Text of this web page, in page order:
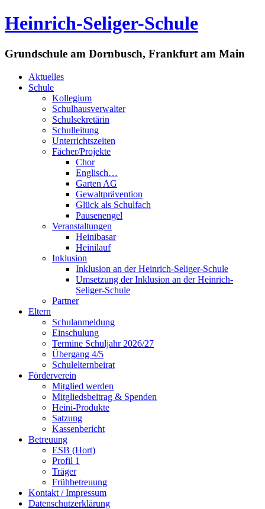
Heinrich-Seliger-Schule
Grundschule am Dornbusch, Frankfurt am Main
Aktuelles
Schule
Kollegium
Schulhausverwalter
Schulsekretärin
Schulleitung
Unterrichtszeiten
Fächer/Projekte
Chor
Englisch…
Garten AG
Gewaltprävention
Glück als Schulfach
Pausenengel
Veranstaltungen
Heinibasar
Heinilauf
Inklusion
Inklusion an der Heinrich-Seliger-Schule
Umsetzung der Inklusion an der Heinrich-
Seliger-Schule
Partner
Eltern
Schulanmeldung
Einschulung
Termine Schuljahr 2026/27
Übergang 4/5
Schulelternbeirat
Förderverein
Mitglied werden
Mitgliedsbeitrag & Spenden
Heini-Produkte
Satzung
Kassenbericht
Betreuung
ESB (Hort)
Profil 1
Träger
Frühbetreuung
Kontakt / Impressum
Datenschutzerklärung